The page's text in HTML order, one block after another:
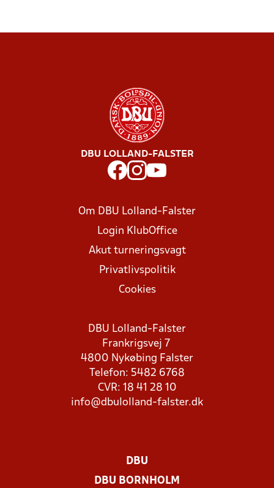
DBU LOLLAND-FALSTER
Om DBU Lolland-Falster
Login KlubOffice
Akut turneringsvagt
Privatlivspolitik
Cookies
DBU Lolland-Falster
Frankrigsvej 7
4800 Nykøbing Falster
Telefon: 5482 6768
CVR: 18 41 28 10
info@dbulolland-falster.dk
DBU
DBU BORNHOLM